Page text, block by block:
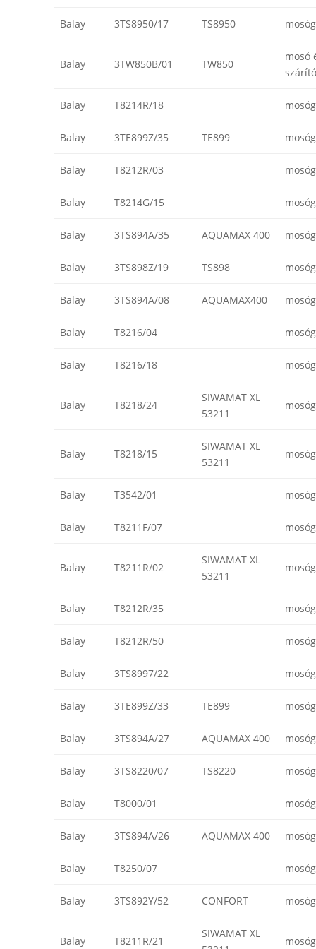
Balay 3TS8950/17 TS8950
Balay 3TW850B/01 TW850
mosó
Balay T8214R/18
Balay 3TE899Z/35 TE899
Balay T8212R/03
Balay T8214G/15
Balay 3TS894A/35 AQUAMAX 400
Balay 3TS898Z/19 TS898
Balay 3TS894A/08 AQUAMAX400
Balay T8216/04
Balay T8216/18
Balay T8218/24
SIWAMAT XL
53211
Balay T8218/15
SIWAMAT XL
53211
Balay T3542/01
Balay T8211F/07
Balay T8211R/02
SIWAMAT XL
53211
Balay T8212R/35
Balay T8212R/50
Balay 3TS8997/22
Balay 3TE899Z/33 TE899
Balay 3TS894A/27 AQUAMAX 400
Balay 3TS8220/07 TS8220
Balay T8000/01
Balay 3TS894A/26 AQUAMAX 400
Balay T8250/07
Balay 3TS892Y/52 CONFORT
Balay T8211R/21
SIWAMAT XL